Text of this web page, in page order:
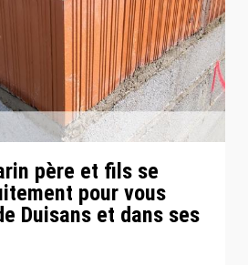
père et fils se
pour vous
Duisans et dans ses